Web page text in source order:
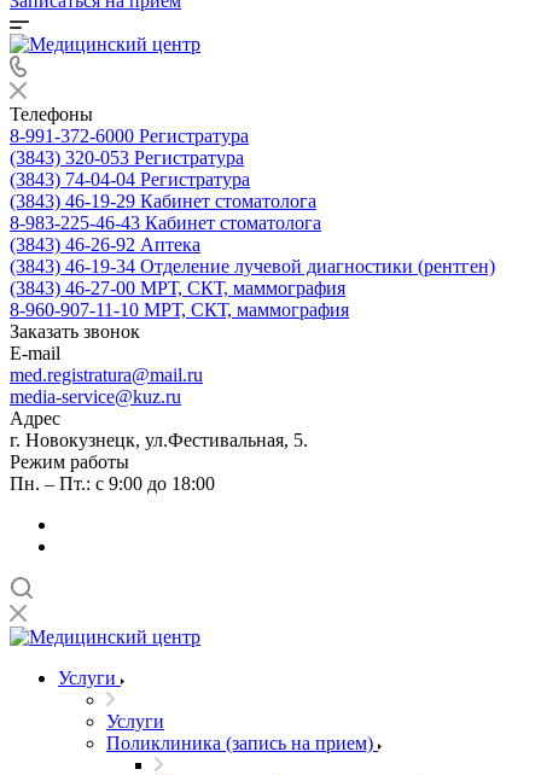
Телефоны
8-991-372-6000 Регистратура
(3843) 320-053 Регистратура
(3843) 74-04-04 Регистратура
(3843) 46-19-29 Кабинет стоматолога
8-983-225-46-43 Кабинет стоматолога
(3843) 46-26-92 Аптека
(3843) 46-19-34 Отделение лучевой диагностики (рентген)
(3843) 46-27-00 МРТ, СКТ, маммография
8-960-907-11-10 МРТ, СКТ, маммография
Заказать звонок
E-mail
med.registratura@mail.ru
media-service@kuz.ru
Адрес
г. Новокузнецк, ул.Фестивальная, 5.
Режим работы
Пн. – Пт.: с 9:00 до 18:00
Услуги
Услуги
Поликлиника (запись на прием)